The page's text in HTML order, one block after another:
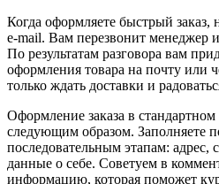
Когда оформляете быстрый
e-mail. Вам перезвонит менеджер
По результатам разговора вам
оформления товара на почту или
только ждать доставки и
Оформление заказа в
следующим образом. Заполняете
последовательным этапам: адрес,
данные о себе. Советуем в
информацию, которая поможет